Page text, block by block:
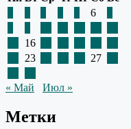
6
16
23 27
« Май
Июл »
Метки